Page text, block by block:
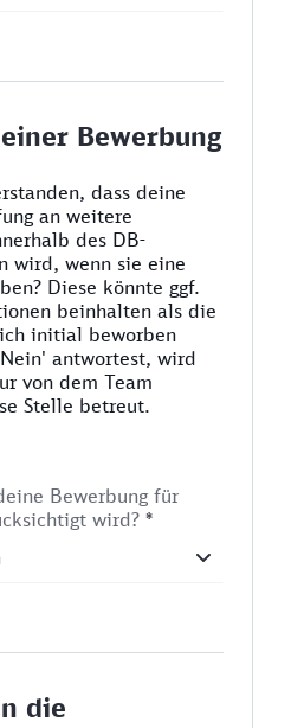
Bewerbung
dass deine
an weitere
des DB-
wird, wenn sie eine
Diese könnte ggf.
beinhalten als die
initial beworben
antwortest, wird
von dem Team
Stelle betreut.
Bewerbung für
wird? *
die